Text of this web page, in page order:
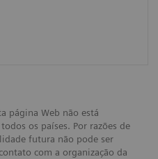
página Web não está
os países. Por razões de
futura não pode ser
com a organização da